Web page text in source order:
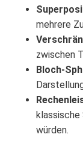
mehrere
zwischen
Bloch-
würden.